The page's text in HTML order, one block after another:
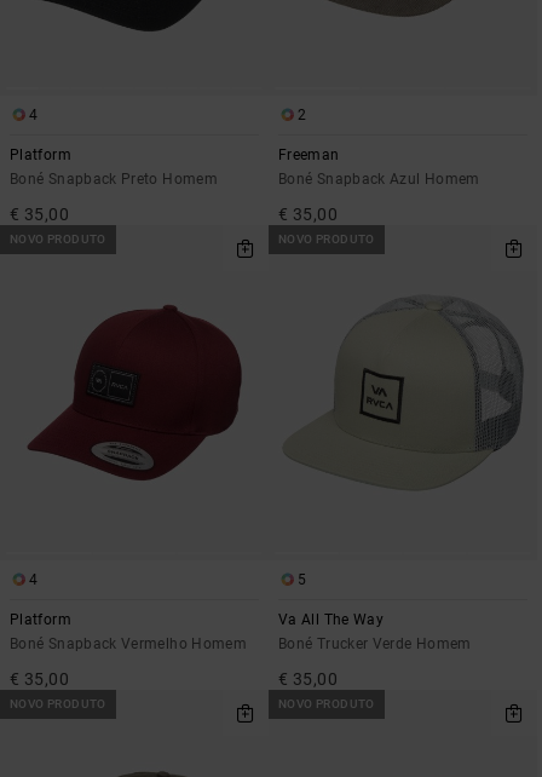
4
Platform
Boné Snapback Preto Homem
€ 35,00
2
Freeman
Boné Snapback Azul Homem
€ 35,00
NOVO PRODUTO
4
Platform
Boné Snapback Vermelho Homem
€ 35,00
NOVO PRODUTO
5
Va All The Way
Boné Trucker Verde Homem
€ 35,00
NOVO PRODUTO NOVO PRODUTO